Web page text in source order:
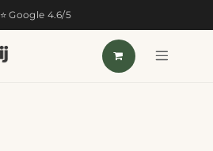
⭐ Google 4.6/5